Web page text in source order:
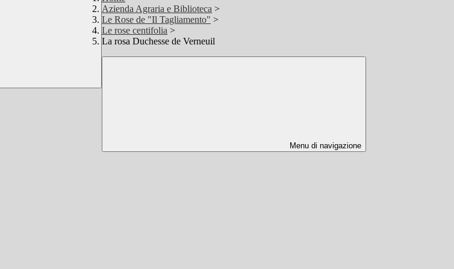
Azienda Agraria e Biblioteca >
Le Rose de "Il Tagliamento" >
Le rose centifolia >
La rosa Duchesse de Verneuil
Menu di navigazione